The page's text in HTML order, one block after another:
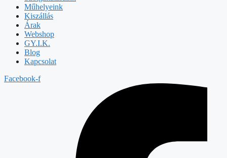
Műhelyeink
Kiszállás
Árak
Webshop
GY.I.K.
Blog
Kapcsolat
Facebook-f